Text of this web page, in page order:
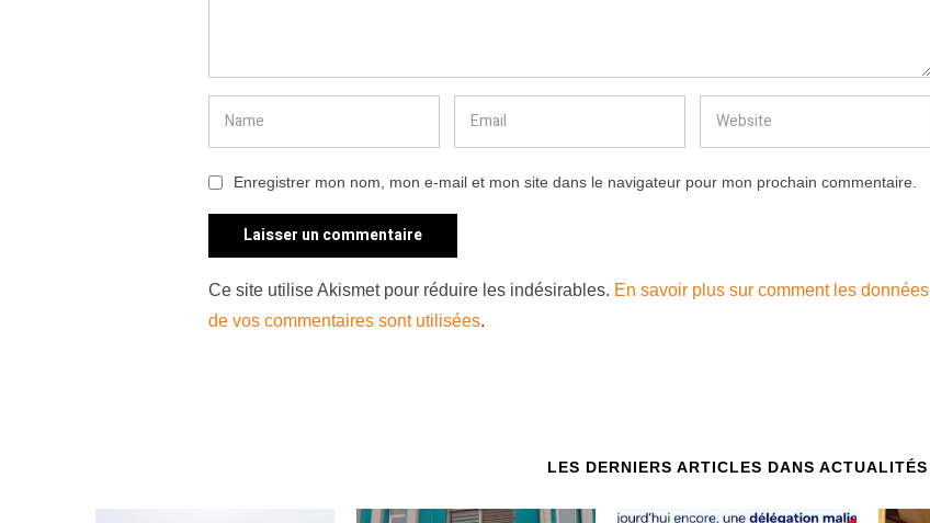
Enregistrer mon nom, mon e-mail et mon site dans le navigateur pour mon prochain commentaire.
Ce site utilise Akismet pour réduire les indésirables. En savoir plus sur comment les données
de vos commentaires sont utilisées.
LES DERNIERS ARTICLES DANS ACTUALITÉS